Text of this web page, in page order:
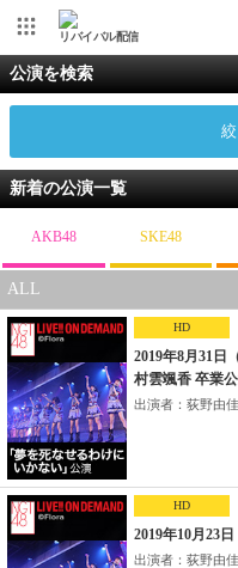
リバイバル配信
公演を検索
新着の公演一覧
AKB48 SKE48
ALL
HD
2019年8月31日
村雲颯香 卒業
出演者：荻野由
HD
2019年10月23
出演者：荻野由